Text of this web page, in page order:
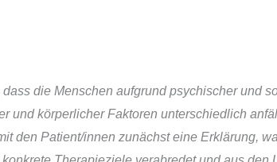
die Menschen aufgrund psychischer und
und körperlicher Faktoren unterschiedlich
den Patient/innen zunächst eine Erklärung,